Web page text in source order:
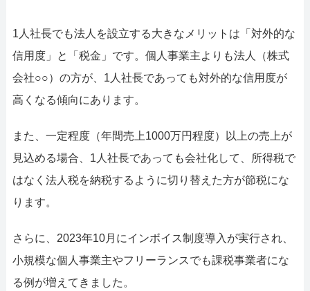
1人社長でも法人を設立する大きなメリットは「対外的な
信用度」と「税金」です。個人事業主よりも法人（株式
会社○○）の方が、1人社長であっても対外的な信用度が
高くなる傾向にあります。
また、一定程度（年間売上1000万円程度）以上の売上が
見込める場合、1人社長であっても会社化して、所得税で
はなく法人税を納税するように切り替えた方が節税にな
ります。
さらに、2023年10月にインボイス制度導入が実行され、
小規模な個人事業主やフリーランスでも課税事業者にな
る例が増えてきました。